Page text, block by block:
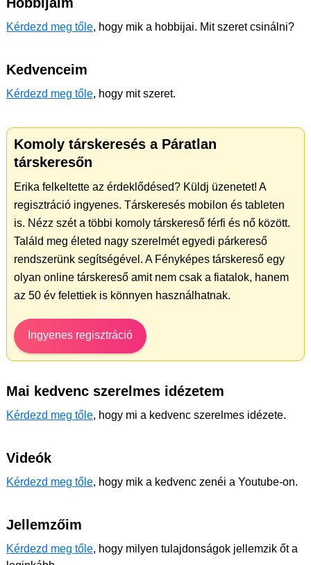
Kérdezd meg tőle, hogy mik a hobbijai. Mit szeret csinálni?
Kedvenceim
Kérdezd meg tőle, hogy mit szeret.
Komoly társkeresés a Páratlan
társkeresőn
Erika felkeltette az érdeklődésed? Küldj üzenetet! A
regisztráció ingyenes. Társkeresés mobilon és tableten
is. Nézz szét a többi komoly társkereső férfi és nő között.
Találd meg életed nagy szerelmét egyedi párkereső
rendszerünk segítségével. A Fényképes társkereső egy
olyan online társkereső amit nem csak a fiatalok, hanem
az 50 év felettiek is könnyen használhatnak.
Ingyenes regisztráció
Mai kedvenc szerelmes idézetem
Kérdezd meg tőle, hogy mi a kedvenc szerelmes idézete.
Videók
Kérdezd meg tőle, hogy mik a kedvenc zenéi a Youtube-on.
Jellemzőim
Kérdezd meg tőle, hogy milyen tulajdonságok jellemzik őt a